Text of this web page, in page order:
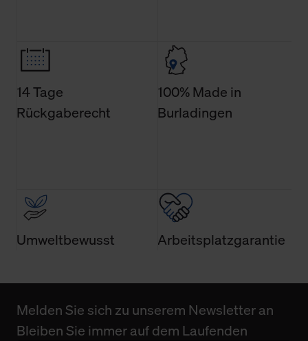
14 Tage
Rückgaberecht
100% Made in
Burladingen
Umweltbewusst Arbeitsplatzgarantie
Melden Sie sich zu unserem Newsletter an
Bleiben Sie immer auf dem Laufenden